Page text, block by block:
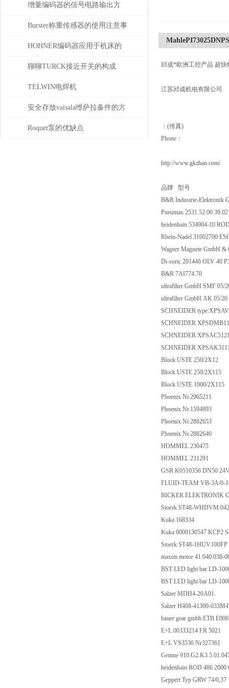
升质量
增量编码器的信号电路输出方
式
Burster称重传感器的使用注意事
项
HOHNER编码器应用于机床的
位移测量和主轴控制
聊聊TURCK接近开关的构成
TELWIN电焊机
DIGITALCARSPOTTER5500的
维护保养与易损件更换周期
安全存放vaisala维萨拉备件的方
法，赶紧收藏！
Roquet泵的优缺点
邱成*欧洲工控产品 超
江苏邱成机电有限公司
：(传真)
Phone：
http://www.gkzhan.com/
品牌 型号
B&R Industrie-Elektronik
Pneumax
heidenhain 534904-10
Rhein-Nadel 31002700
Wagner Magnete GmbH
Di-soric 201446 OLV 40
B&R 7AI774.70
ultrafilter GmbH SMF 05/
ultrafilter GmbH AK 05/20
SCHNEIDER
SCHNEIDER
SCHNEIDER
SCHNEIDER
Block USTE 250/2X12
Block USTE 250/2X115
Block USTE 1000/2X115
Phoenix Nr.2965211
Phoenix Nr.1594893
Phoenix Nr.2882653
Phoenix Nr.2882640
HOMMEL 230475
HOMMEL 231291
GSR K0510356 DN50
FLUID-TEAM VB-3A/0-
BICKER ELEKTRONIK
Stoerk ST48-
Kuka 168334
Kuka 0000130547 KCP2
Stoerk ST48-
maxon motor 41.040.038-
BST LED light bar LD-
BST LED light bar LD-
Salzer MDH4-20A01.
Salzer H408-41300-
bauer gear gmbh ETB
E+L 00333214 FR 5021
E+L VS3536 Nr327361
Gemue
heidenhain ROD 486
Geppert Typ GRW 74/0,37